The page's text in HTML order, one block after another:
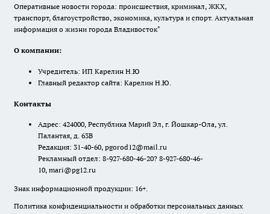
Оперативные новости города: происшествия, криминал, ЖКХ,
транспорт, благоустройство, экономика, культура и спорт. Актуальная
информация о жизни города Владивосток"
О компании:
Учредитель: ИП Карелин Н.Ю
Главный редактор сайта: Карелин Н.Ю.
Контакты
Адрес: 424000, Республика Марий Эл, г. Йошкар-Ола, ул.
Палантая, д. 63В
Редакция: 31-40-60, pgorod12@mail.ru
Рекламный отдел: 8-927-680-46-20? 8-927-680-46-
10, mari@pg12.ru
Знак информационной продукции: 16+.
Политика конфиденциальности и обработки персональных данных